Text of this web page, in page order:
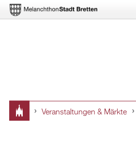
Veranstaltungen & Märkte